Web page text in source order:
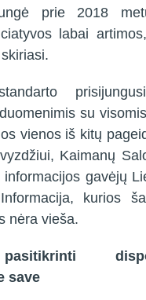
prie 2018
labai
su
vienos iš kitų
Kaimanų
gavėjų
kurios
nėra vieša.
save